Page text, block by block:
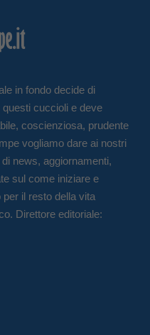
in fondo decide di
questi cuccioli e deve
coscienziosa, prudente
vogliamo dare ai nostri
news, aggiornamenti,
sul come iniziare e
il resto della vita
Direttore editoriale: